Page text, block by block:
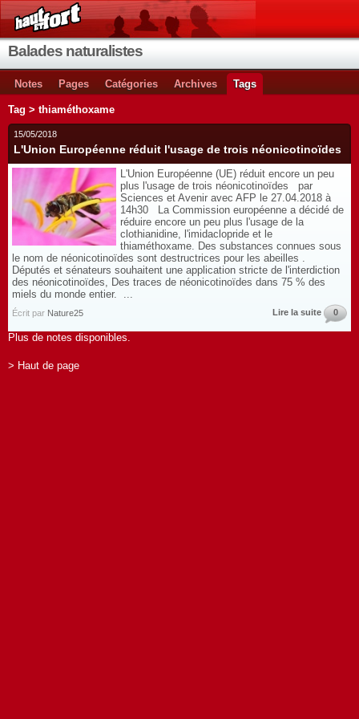
Balades naturalistes
Notes Pages Catégories Archives Tags
Tag > thiaméthoxame
15/05/2018
L'Union Européenne réduit l'usage de trois néonicotinoïdes
L'Union Européenne (UE) réduit encore un peu
plus l'usage de trois néonicotinoïdes par
Sciences et Avenir avec AFP le 27.04.2018 à
14h30 La Commission européenne a décidé de
réduire encore un peu plus l'usage de la
clothianidine, l'imidaclopride et le
thiaméthoxame. Des substances connues sous
le nom de néonicotinoïdes sont destructrices pour les abeilles .
Députés et sénateurs souhaitent une application stricte de l'interdiction
des néonicotinoïdes, Des traces de néonicotinoïdes dans 75 % des
miels du monde entier. ...
Écrit par Nature25 Lire la suite 0
Plus de notes disponibles.
> Haut de page